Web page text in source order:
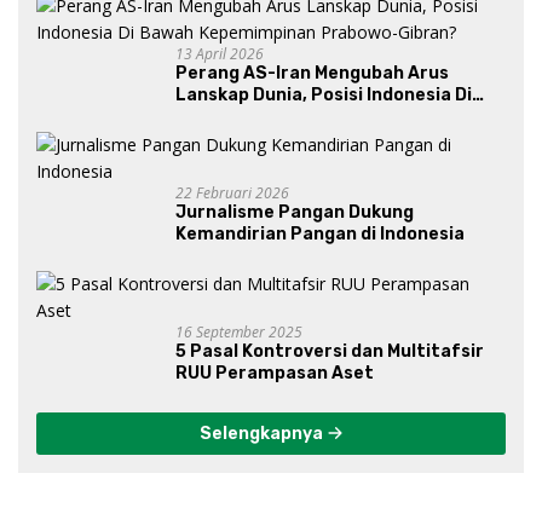
13 April 2026
Perang AS-Iran Mengubah Arus
Lanskap Dunia, Posisi Indonesia Di
Gibran?
22 Februari 2026
Jurnalisme Pangan Dukung
Kemandirian Pangan di Indonesia
16 September 2025
5 Pasal Kontroversi dan Multitafsir
RUU Perampasan Aset
Selengkapnya